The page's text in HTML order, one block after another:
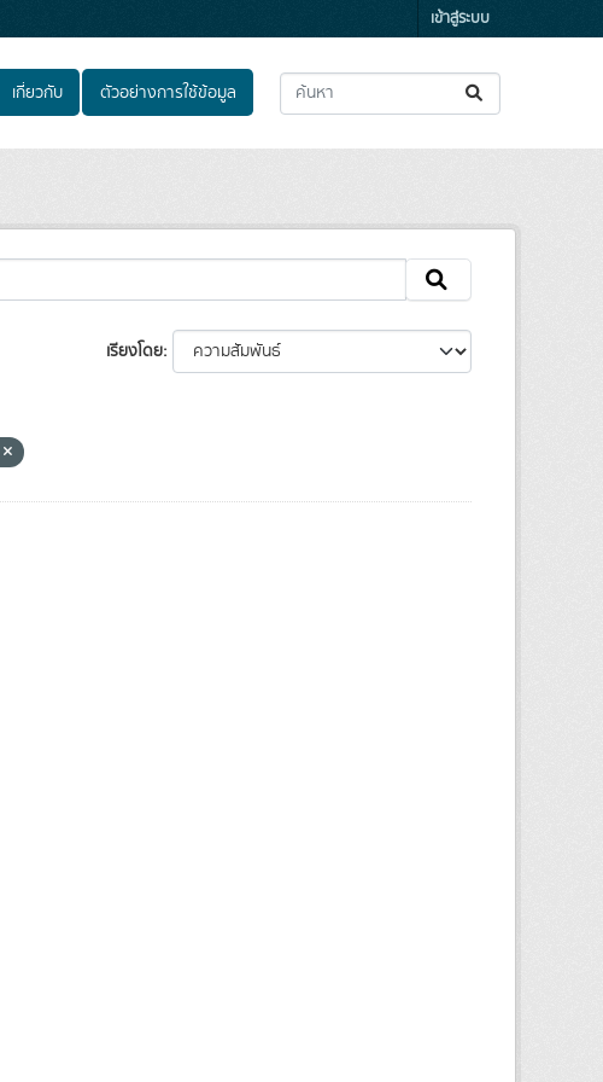
เข้าสู่ระบบ
เกี่ยวกับ ตัวอย่างการใช้ข้อมูล
เรียงโดย